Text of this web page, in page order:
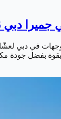
دبي 2026
بفضل جودة